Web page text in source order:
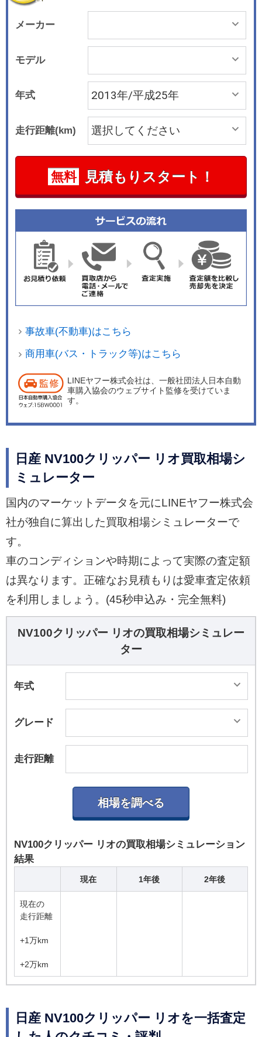
メーカー
モデル
年式
走行距離(km)
無料 見積もりスタート！
事故車(不動車)はこちら
商用車(バス・トラック等)はこちら
LINEヤフー株式会社は、一般社団法人日本自動
車購入協会のウェブサイト監修を受けていま
す。
日産 NV100クリッパー リオ買取相場シ
ミュレーター
国内のマーケットデータを元にLINEヤフー株式会
社が独自に算出した買取相場シミュレーターで
す。
車のコンディションや時期によって実際の査定額
は異なります。正確なお見積もりは愛車査定依頼
を利用しましょう。(45秒申込み・完全無料)
NV100クリッパー リオの買取相場シミュレー
ター
年式
グレード
走行距離
NV100クリッパー リオの買取相場シミュレーション
結果
現在 1年後 2年後
現在の
走行距離
+1万km
+2万km
日産 NV100クリッパー リオを一括査定